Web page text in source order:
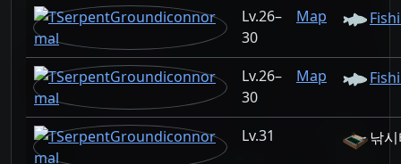
26–
30
Map
26–
30
Map
31 낚